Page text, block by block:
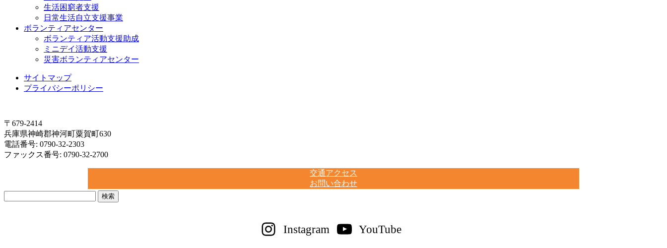
生活困窮者支援
日常生活自立支援事業
ボランティアセンター
ボランティア活動支援助成
ミニデイ活動支援
災害ボランティアセンター
サイトマップ
プライバシーポリシー
〒679-2414
兵庫県神崎郡神河町粟賀町630
電話番号: 0790-32-2303
ファックス番号: 0790-32-2700
交通アクセス
お問い合わせ
Instagram YouTube